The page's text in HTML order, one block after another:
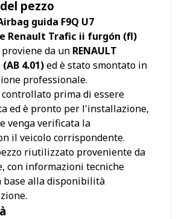
pezzo
guida F9Q U7
Renault Trafic ii furgón (fl)
proviene da un RENAULT
(AB 4.01)ed è stato smontato in
professionale.
prima di essere
ed è pronto per l'installazione,
venga verificata la
il veicolo corrispondente.
riutilizzato proveniente da
con informazioni tecniche
base alla disponibilità